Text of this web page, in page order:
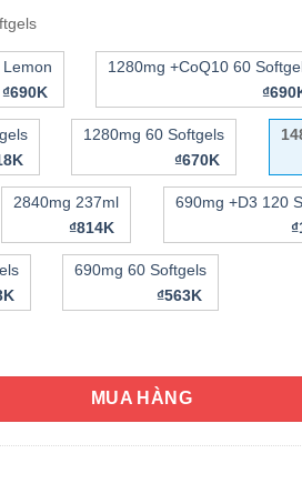
₫690K
1280mg +CoQ10 60
1280mg 60 Softgels
₫670K
2840mg 237ml
₫814K
690mg +D3 120
690mg 60 Softgels
₫563K
Naturals Ultimate Omega Extra
MUA HÀNG